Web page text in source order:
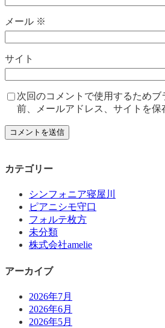
メール ※
サイト
次回のコメントで使用するためブ
前、メールアドレス、サイトを保
カテゴリー
シンフォニア寝屋川
ピアニシモ守口
フォルテ枚方
未分類
株式会社amelie
アーカイブ
2026年7月
2026年6月
2026年5月